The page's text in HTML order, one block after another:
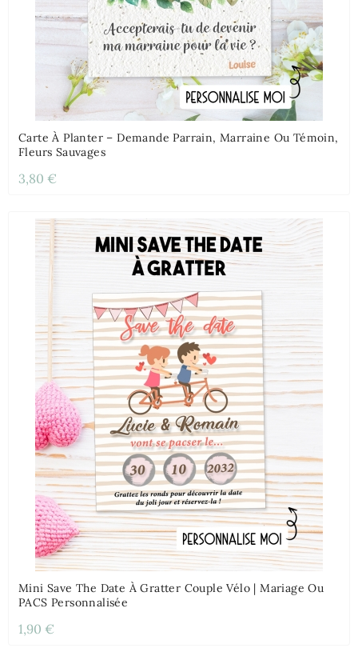
Carte À Planter – Demande Parrain, Marraine Ou Témoin,
Fleurs Sauvages
3,80 €
Mini Save The Date À Gratter Couple Vélo | Mariage Ou
PACS Personnalisée
1,90 €